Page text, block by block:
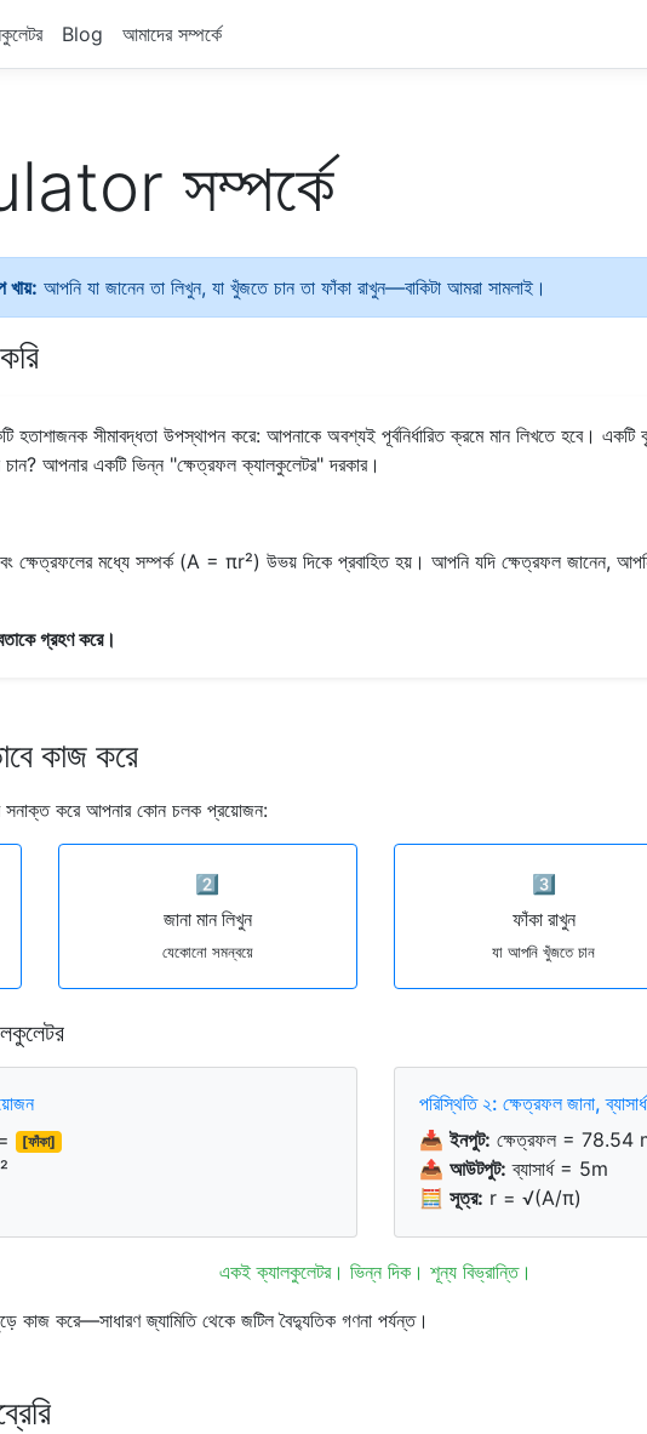
Blog আমাদের সম্পর্কে
সম্পর্কে
খায়: আপনি যা জানেন তা লিখুন, যা খুঁজতে চান তা ফাঁকা রাখুন—বাকিটা আমরা সামলাই।
হতাশাজনক সীমাবদ্ধতা উপস্থাপন করে: আপনাকে অবশ্যই পূর্বনির্ধারিত ক্রমে মান লিখতে হবে। একটি
চান? আপনার একটি ভিন্ন "ক্ষেত্রফল ক্যালকুলেটর" দরকার।
ক্ষেত্রফলের মধ্যে সম্পর্ক (A = πr²) উভয় দিকে প্রবাহিত হয়। আপনি যদি ক্ষেত্রফল জানেন, আপনি
গ্রহণ করে।
কাজ করে
সনাক্ত করে আপনার কোন চলক প্রয়োজন:
2️⃣
জানা মান লিখুন
যেকোনো সমন্বয়ে
3️⃣
ফাঁকা রাখুন
যা আপনি খুঁজতে চান
[ফাঁকা]
পরিস্থিতি ২: ক্ষেত্রফল জানা,
📥ইনপুট: ক্ষেত্রফল = 78.54
📤 আউটপুট: ব্যাসার্ধ = 5m
🧮 সূত্র: r = √(A/π)
একই ক্যালকুলেটর। ভিন্ন দিক। শূন্য বিভ্রান্তি।
কাজ করে—সাধারণ জ্যামিতি থেকে জটিল বৈদ্যুতিক গণনা পর্যন্ত।